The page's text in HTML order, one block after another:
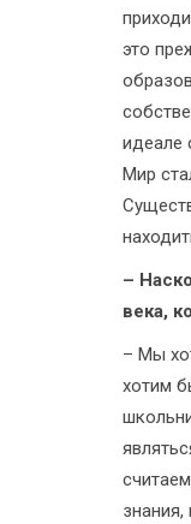
это
идеале
Мир
–
века,
– Мы
хотим